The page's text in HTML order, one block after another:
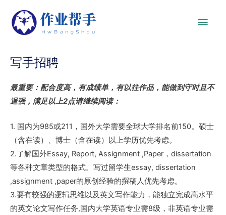
写手招聘
最重要：配合度高，有成绩单，有以往作品，能做到守时且不
逞强，满足以上2点请继续阅读：
1. 国内为985或211，国外大学需要全球大学排名前150。硕士
（含在读）、博士（含在读）以上学历优先考虑。
2.了解国外Essay, Report, Assignment ,Paper，dissertation
等各种文章类型的格式。写过留学生essay, dissertation
,assignment ,paper的原创经验的撰稿人优先考虑。
3.要有较强的逻辑思维以及英文写作能力，能独立完成高水平
的英文论文写作任务,国内大学英语专业需8级，非英语专业需